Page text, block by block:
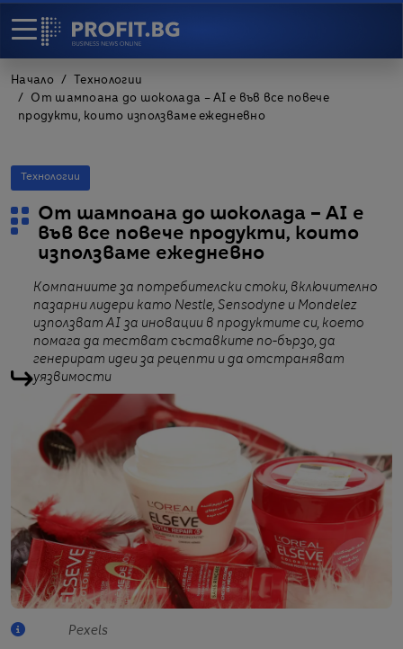
Начало
Технологии
От шампоана до шоколада – AI е във все повече
продукти, които използваме ежедневно
Технологии
От шампоана до шоколада – AI е
във все повече продукти, които
използваме ежедневно
Компаниите за потребителски стоки, включително
пазарни лидери като Nestle, Sensodyne и Mondelez
използват AI за иновации в продуктите си, което
помага да тестват съставките по-бързо, да
генерират идеи за рецепти и да отстраняват
уязвимости
Pexels